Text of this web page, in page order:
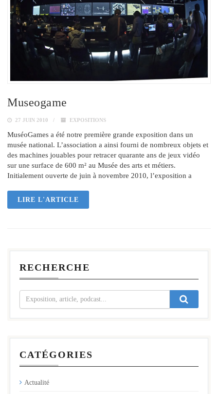
Museogame
27 JUIN 2010 EXPOSITIONS
MuséoGames a été notre première grande exposition dans un
musée national. L’association a ainsi fourni de nombreux objets et
des machines jouables pour retracer quarante ans de jeux vidéo
sur une surface de 600 m² au Musée des arts et métiers.
Initialement ouverte de juin à novembre 2010, l’exposition a
LIRE L'ARTICLE
RECHERCHE
CATÉGORIES
Actualité